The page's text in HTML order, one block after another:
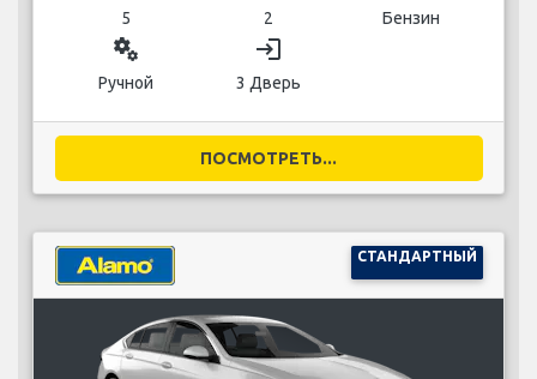
5 2 Бензин
miscellaneous_services
Ручной
login
3 Дверь
ПОСМОТРЕТЬ...
СТАНДАРТНЫЙ